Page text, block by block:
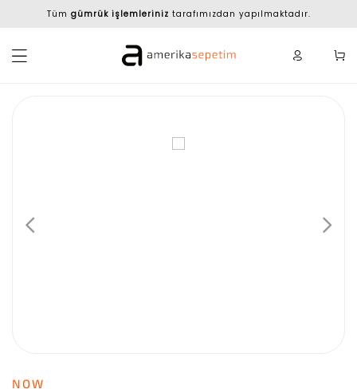
Tüm gümrük işlemleriniz tarafımızdan yapılmaktadır.
NOW